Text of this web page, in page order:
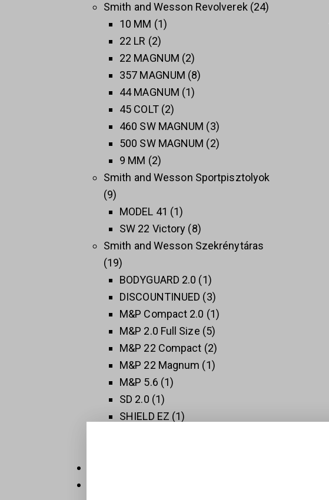
Smith and Wesson Revolverek 24
10 MM 1
22 LR 2
22 MAGNUM 2
357 MAGNUM 8
44 MAGNUM 1
45 COLT 2
460 SW MAGNUM
3
500 SW MAGNUM
2
9 MM 2
Smith and Wesson Sportpisztolyok
9
MODEL 41
1
SW 22 Victory 8
Smith and Wesson Szekrénytáras
19
BODYGUARD 2.0
1
DISCOUNTINUED
3
M&P Compact 2.0 1
M&P 2.0 Full Size 5
M&P 22 Compact 2
M&P 22 Magnum
1
M&P 5.6 1
SD 2.0 1
SHIELD EZ 1